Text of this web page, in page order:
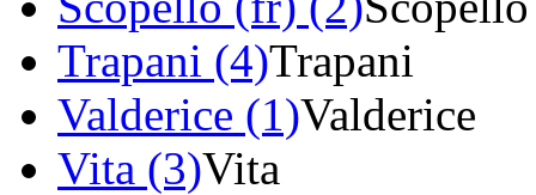
Trapani (4)Trapani
Valderice (1)Valderice
Vita (3)Vita